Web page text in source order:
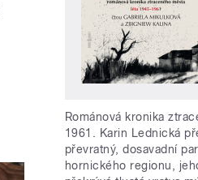
Románová kronika
1961. Karin Lednická
převratný, dosavadní
hornického regionu,